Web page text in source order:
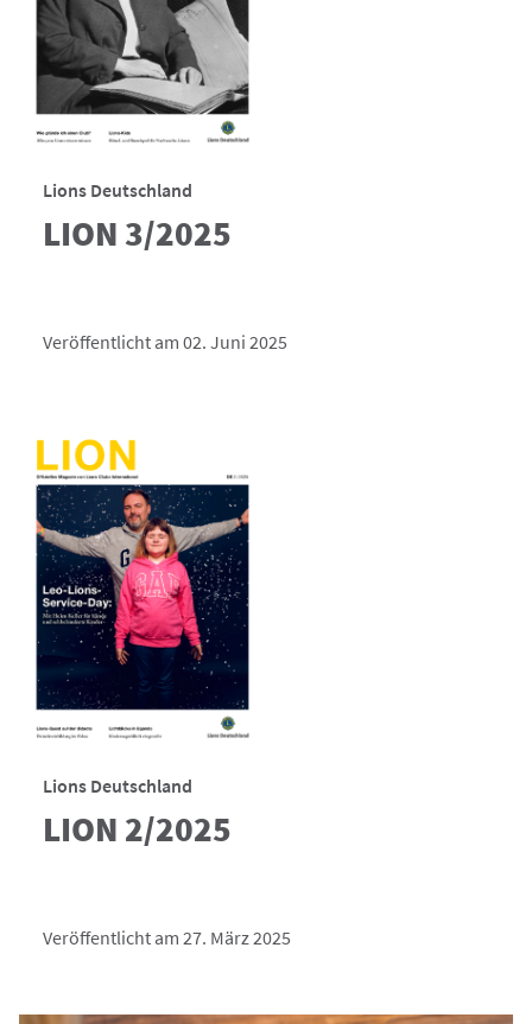
Lions Deutschland
LION 3/2025
Veröffentlicht am 02. Juni 2025
Lions Deutschland
LION 2/2025
Veröffentlicht am 27. März 2025